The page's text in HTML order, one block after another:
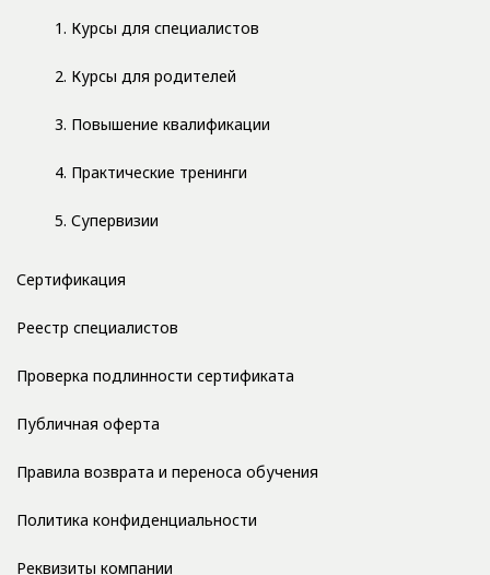
1. Курсы для специалистов
2. Курсы для родителей
3. Повышение квалификации
4. Практические тренинги
5. Супервизии
Сертификация
Реестр специалистов
Проверка подлинности сертификата
Публичная оферта
Правила возврата и переноса обучения
Политика конфиденциальности
Реквизиты компании